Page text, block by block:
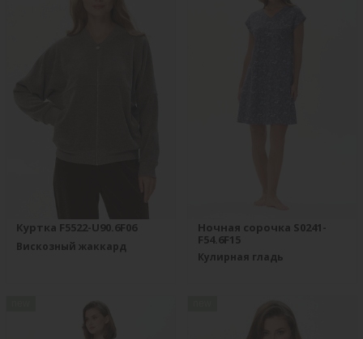
Куртка F5522-U90.6F06
Вискозный жаккард
Ночная сорочка S0241-
F54.6F15
Кулирная гладь